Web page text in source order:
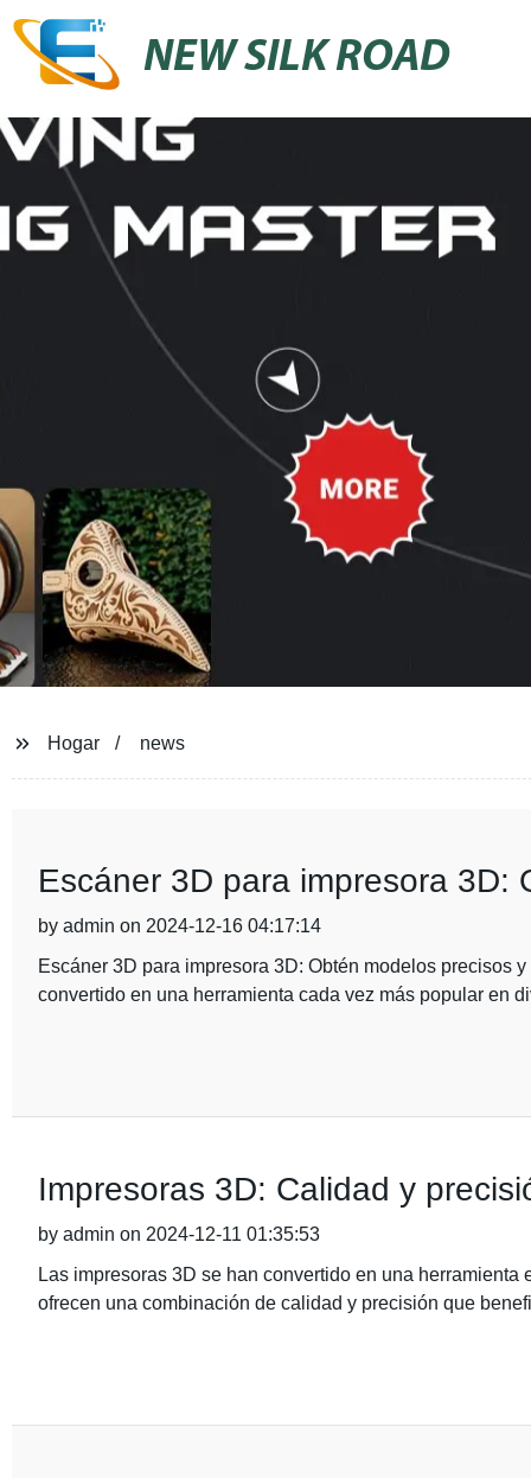
NEW SILK ROAD
Hogar news
Escáner 3D para impresora 3D:
by admin on 2024-12-16 04:17:14
Escáner 3D para impresora 3D: Obtén modelos precisos
convertido en una herramienta cada vez más popular en
Impresoras 3D: Calidad y
by admin on 2024-12-11 01:35:53
Las impresoras 3D se han convertido en una
ofrecen una combinación de calidad y precisión que